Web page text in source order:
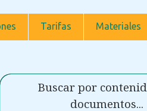
Tarifas Materiales
Buscar por
documentos...